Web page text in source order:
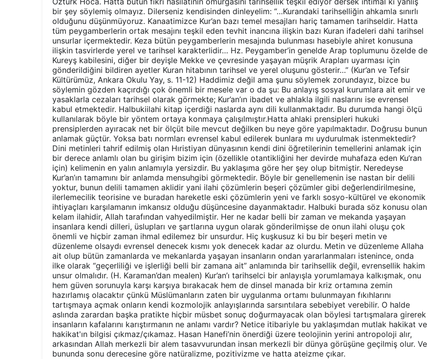
bir şey söylemiş olmayız. Dilerseniz kendisinden dinleyelim: “…Kurandaki tarihselliğin ahkamla sınırlı
olduğunu düşünmüyoruz. Kanaatimizce Kur’an bazı temel mesajları hariç tamamen tarihseldir. Hatta
tüm peygamberlerin ortak mesajını teşkil eden tevhit inancına ilişkin bazı Kuran ifadeleri dahi tarihsel
unsurlar içermektedir. Keza bütün peygamberlerin mesajında bulunması hasebiyle ahiret konusuna
ilişkin tasvirlerde yerel ve tarihsel karakterlidir… Hz. Peygamber’in genelde Arap toplumunu özelde de
Kureyş kabilesini, diğer bir deyişle Mekke ve çevresinde yaşayan müşrik Arapları uyarması için
gönderildiğini bildiren ayetler Kuran hitabının tarihsel ve yerel oluşunu gösterir…” (Kur’an ve Tefsir
Kültürümüz, Ankara Okulu Yay, s. 11-12) Haddimiz değil ama şunu söylemek zorundayız, bizce bu
söylemin gözden kaçırdığı çok önemli bir mesele var o da şu: Bu anlayış sosyal kurumlara ait emir ve
yasaklarla cezaları tarihsel olarak görmekte; Kur’an’ın ibadet ve ahlakla ilgili naslarını ise evrensel
kabul etmektedir. Halbukiilahi kitap içerdiği naslarda aynı dili kullanmaktadır. Bu durumda hangi ölçü
kullanılarak böyle bir yöntem ortaya konmaya çalışılmıştır.Hatta ahlaki prensipleri hukuki
prensiplerden ayıracak net bir ölçüt bile mevcut değilken bu neye göre yapılmaktadır. Doğrusu bunun
anlamak güçtür. Yoksa batı normları evrensel kabul edilerek bunlara mı uydurulmak istenmektedir?
Dini metinleri tahrif edilmiş olan Hıristiyan dünyasının kendi dini öğretilerinin temellerini anlamak için
bir derece anlamlı olan bu girişim bizim için (özellikle otantikliğini her devirde muhafaza eden Ku’ran
için) kelimenin en yalın anlamıyla yersizdir. Bu yaklaşıma göre her şey olup bitmiştir. Neredeyse
Kur’an’ın tamamını bir anlamda mensuhgibi görmektedir. Böyle bir genellemenin ise nastan bir delili
yoktur, bunun delili tamamen aklidir yani ilahi çözümlerin beşeri çözümler gibi değerlendirilmesine,
ilerlemecilik teorisine ve buradan hareketle eski çözümlerin yeni ve farklı sosyo-kültürel ve ekonomik
ihtiyaçları karşılamanın imkansız olduğu düşüncesine dayanmaktadır. Halbuki burada söz konusu olan
kelam ilahidir, Allah tarafından vahyedilmiştir. Her ne kadar belli bir zaman ve mekanda yaşayan
insanlara kendi dilleri, üslupları ve şartlarına uygun olarak gönderilmişse de onun ilahi oluşu çok
önemli ve hiçbir zaman ihmal edilemez bir unsurdur. Hiç kuşkusuz ki bu bir beşeri metin ve
düzenleme olsaydı evrensel denecek kısmı yok denecek kadar az olurdu. Metin ve düzenleme Allaha
ait olup bütün zamanlarda ve mekanlarda yaşayan insanların ondan yararlanmaları istenince, onda
ilke olarak “geçerliliği ve işlerliği belli bir zamana ait” anlamında bir tarihsellik değil, evrensellik hakim
unsur olmalıdır. (H. Karaman’dan mealen) Kur’an’ı tarihselci bir anlayışla yorumlamaya kalkışmak, onu
hem güven sorunuyla karşı karşıya bırakacak hem de dinsel manada bir kriz ortamına zemin
hazırlamış olacaktır çünkü Müslümanların zaten bir uygulanma ortamı bulunmayan fıkıhlarını
tartışmaya açmak onların kendi kozmolojik anlayışlarında sarsıntılara sebebiyet verebilir. O halde
aslında zarardan başka pratikte hiçbir müsbet sonuç doğurmayacak olan böylesi tartışmalara girerek
insanların kafalarını karıştırmanın ne anlamı vardır? Netice itibariyle bu yaklaşımdan mutlak hakikat ve
hakikat'ın bilgisi çıkmaz/çıkamaz. Hasan Hanefi’nin önerdiği üzere teolojinin yerini antropoloji alır,
arkasından Allah merkezli bir alem tasavvurundan insan merkezli bir dünya görüşüne geçilmiş olur. Ve
bununda sonu derecesine göre natüralizme, pozitivizme ve hatta ateizme çıkar.